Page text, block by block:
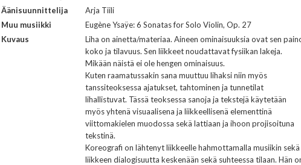
Äänisuunnittelija
Arja Tiili
Muu musiikki
Eugène Ysaÿe: 6 Sonatas for Solo Violin, Op. 27
Kuvaus
Liha on ainetta/materiaa. Aineen ominaisuuksia ovat sen
koko ja tilavuus. Sen liikkeet noudattavat fysiikan lakeja.
Mikään näistä ei ole hengen ominaisuus.
Kuten raamatussakin sana muuttuu lihaksi niin myös
tanssiteoksessa ajatukset, tahtominen ja tunnetilat
lihallistuvat. Tässä teoksessa sanoja ja tekstejä käytetään
myös yhtenä visuaalisena ja liikkeellisenä elementtinä
viittomakielen muodossa sekä lattiaan ja ihoon projisoituna
tekstinä.
Koreografi on lähtenyt liikkeelle hahmottamalla musiikin sekä
liikkeen dialogisuutta keskenään sekä suhteessa tilaan. Hän